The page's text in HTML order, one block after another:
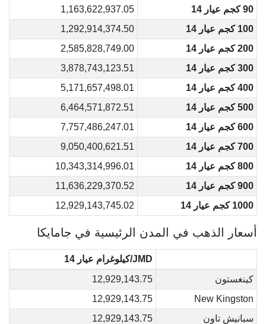
90 كجم عيار 14
1,163,622,937.05
100 كجم عيار 14
1,292,914,374.50
200 كجم عيار 14
2,585,828,749.00
300 كجم عيار 14
3,878,743,123.51
400 كجم عيار 14
5,171,657,498.01
500 كجم عيار 14
6,464,571,872.51
600 كجم عيار 14
7,757,486,247.01
700 كجم عيار 14
9,050,400,621.51
800 كجم عيار 14
10,343,314,996.01
900 كجم عيار 14
11,636,229,370.52
1000 كجم عيار 14
12,929,143,745.02
أسعار الذهب في المدن الرئيسية في جامايكا
JMD/كيلوغرام عيار 14
كينغستون
12,929,143.75
New Kingston
12,929,143.75
سبانيش تاون
12,929,143.75